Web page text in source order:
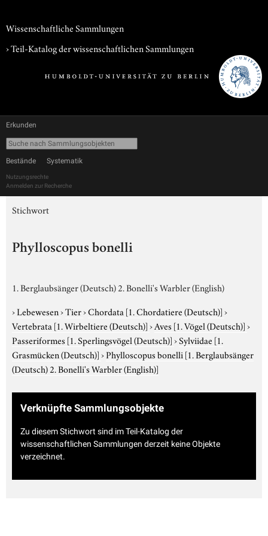
Wissenschaftliche Sammlungen
› Teil-Katalog der wissenschaftlichen Sammlungen
Erkunden
Bestände Systematik
Nutzungsrechte
Anmelden zur Recherche
Stichwort
Phylloscopus bonelli
1. Berglaubsänger (Deutsch) 2. Bonelli's Warbler (English)
›Lebewesen›Tier›Chordata [1. Chordatiere (Deutsch)]›
Vertebrata [1. Wirbeltiere (Deutsch)]›Aves [1. Vögel (Deutsch)]›
Passeriformes [1. Sperlingsvögel (Deutsch)]›Sylviidae [1.
Grasmücken (Deutsch)]›Phylloscopus bonelli [1. Berglaubsänger
(Deutsch) 2. Bonelli's Warbler (English)]
Verknüpfte Sammlungsobjekte
Zu diesem Stichwort sind im Teil-Katalog der
wissenschaftlichen Sammlungen derzeit keine Objekte
verzeichnet.